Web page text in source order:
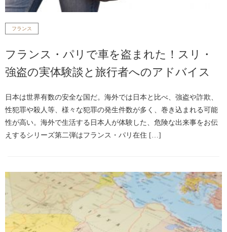
フランス
フランス・パリで車を盗まれた！スリ・
強盗の実体験談と旅行者へのアドバイス
日本は世界有数の安全な国だ。海外では日本と比べ、強盗や詐欺、
性犯罪や殺人等、様々な犯罪の発生件数が多く、巻き込まれる可能
性が高い。海外で生活する日本人が体験した、危険な出来事をお伝
えするシリーズ第二弾はフランス・パリ在住 […]